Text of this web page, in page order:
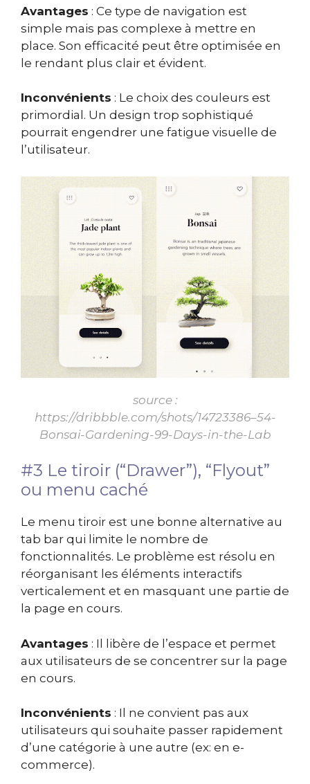
Avantages : Ce type de navigation est
simple mais pas complexe à mettre en
place. Son efficacité peut être optimisée en
le rendant plus clair et évident.
Inconvénients : Le choix des couleurs est
primordial. Un design trop sophistiqué
pourrait engendrer une fatigue visuelle de
l’utilisateur.
source :
https://dribbble.com/shots/14723386–54-
Bonsai-Gardening-99-Days-in-the-Lab
#3 Le tiroir (“Drawer”), “Flyout”
ou menu caché
Le menu tiroir est une bonne alternative au
tab bar qui limite le nombre de
fonctionnalités. Le problème est résolu en
réorganisant les éléments interactifs
verticalement et en masquant une partie de
la page en cours.
Avantages : Il libère de l’espace et permet
aux utilisateurs de se concentrer sur la page
en cours.
Inconvénients : Il ne convient pas aux
utilisateurs qui souhaite passer rapidement
d’une catégorie à une autre (ex: en e-
commerce).